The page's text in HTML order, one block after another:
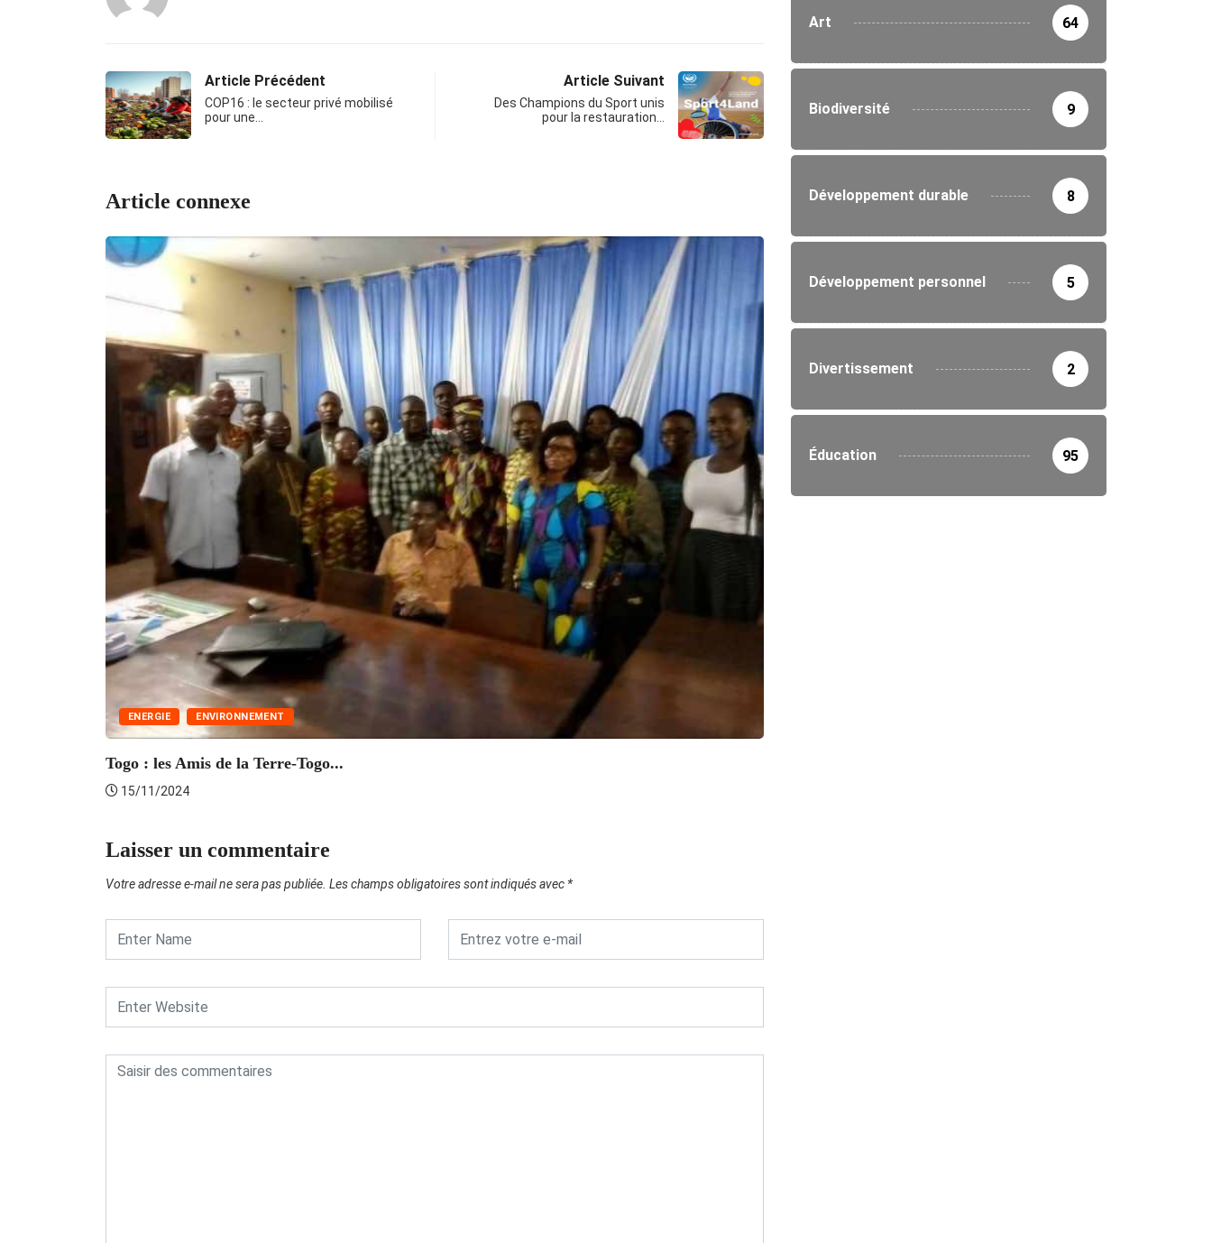
Article Précédent
COP16 : le secteur privé mobilisé
pour une…
Article Suivant
Des Champions du Sport unis
pour la restauration…
Article connexe
ENERGIE ENVIRONNEMENT
Togo : les Amis de la Terre-Togo...
15/11/2024
Laisser un commentaire
Votre adresse e-mail ne sera pas publiée. Les champs obligatoires sont indiqués avec *
Art 64
Biodiversité 9
Développement durable 8
Développement personnel 5
Divertissement 2
Éducation 95